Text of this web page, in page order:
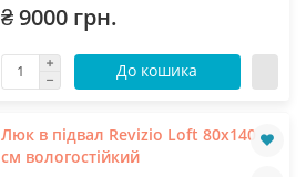
₴ 9000 грн.
До кошика
Люк в підвал Revizio Loft 80х140
см вологостійкий